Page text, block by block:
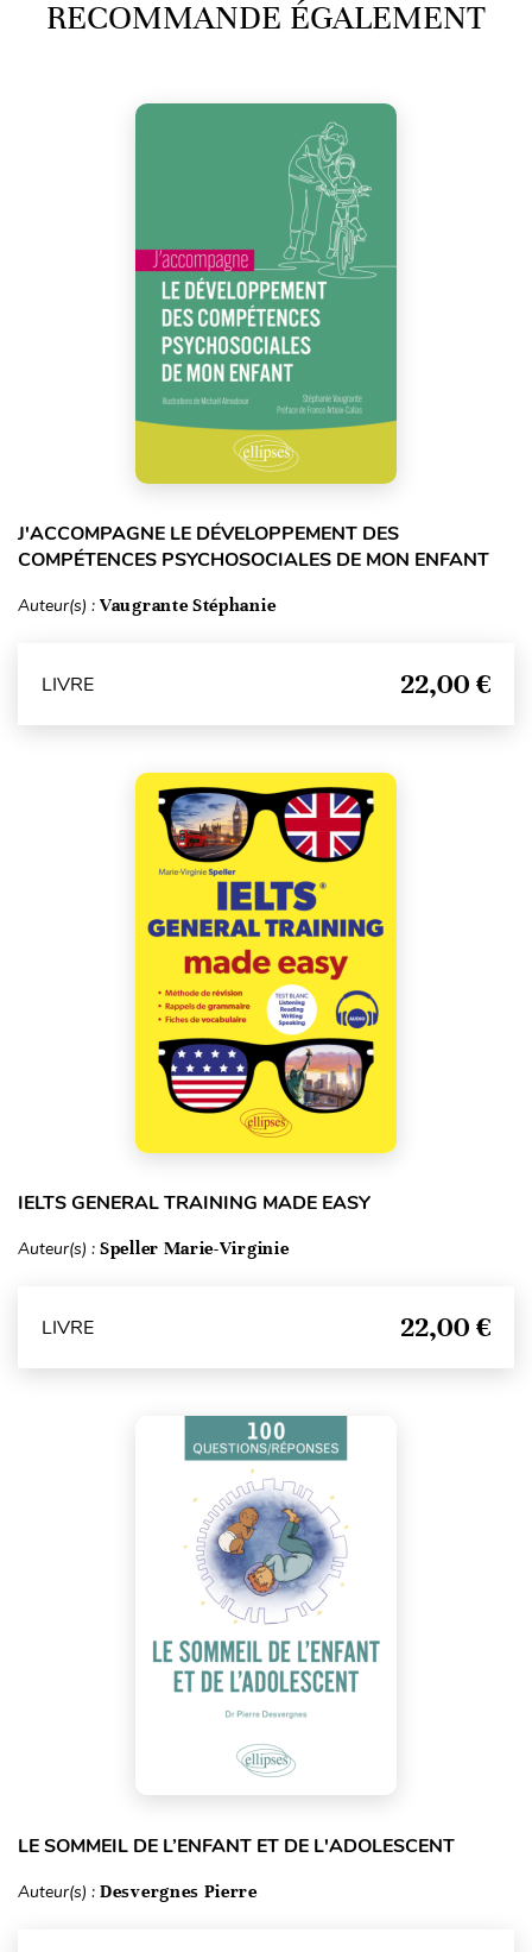
RECOMMANDE ÉGALEMENT
J'ACCOMPAGNE LE DÉVELOPPEMENT DES
COMPÉTENCES PSYCHOSOCIALES DE MON ENFANT
Auteur(s) : Vaugrante Stéphanie
LIVRE 22,00 €
IELTS GENERAL TRAINING MADE EASY
Auteur(s) : Speller Marie-Virginie
LIVRE 22,00 €
LE SOMMEIL DE L’ENFANT ET DE L'ADOLESCENT
Auteur(s) : Desvergnes Pierre